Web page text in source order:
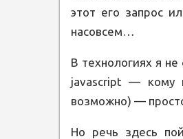
этот его запрос
насовсем…
В технологиях я
javascript — кому
возможно) —
Но речь здесь